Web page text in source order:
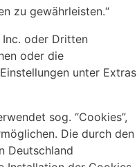
zu gewährleisten.“
oder Dritten
oder die
unter Extras
sog. “Cookies”,
Die durch den
Deutschland